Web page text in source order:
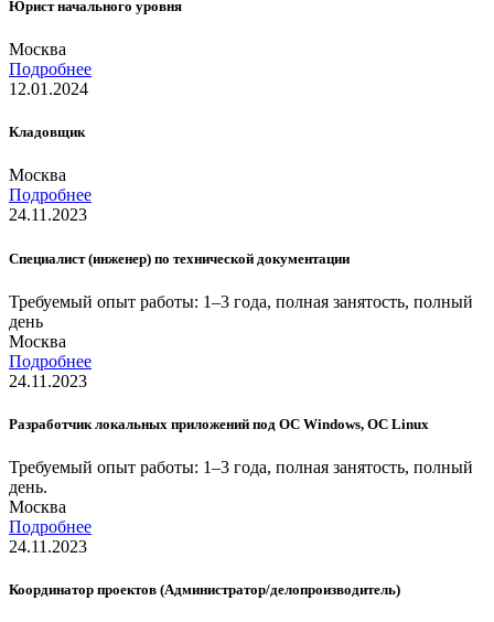
Юрист начального уровня
Москва
Подробнее
12.01.2024
Кладовщик
Москва
Подробнее
24.11.2023
Специалист (инженер) по технической документации
Требуемый опыт работы: 1–3 года, полная занятость, полный
день
Москва
Подробнее
24.11.2023
Разработчик локальных приложений под ОС Windows, ОС Linux
Требуемый опыт работы: 1–3 года, полная занятость, полный
день.
Москва
Подробнее
24.11.2023
Координатор проектов (Администратор/делопроизводитель)